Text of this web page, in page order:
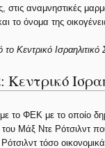
στις αναμνηστικές
το όνομα της
το Κεντρικό
Κεντρικό
το ΦΕΚ με το οποίο
του Μάξ Ντε Ρότσιλντ
τόσο